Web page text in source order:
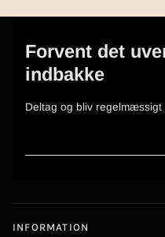
Forvent det
indbakke
Deltag og bliv regelmæssigt
INFORMATION